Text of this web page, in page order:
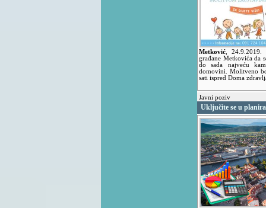
Metković 24.9.2019.
građane Metkovića da
do sada najveću
domovini. Molitveno
sati ispred Doma
Javni poziv
Uključite se u